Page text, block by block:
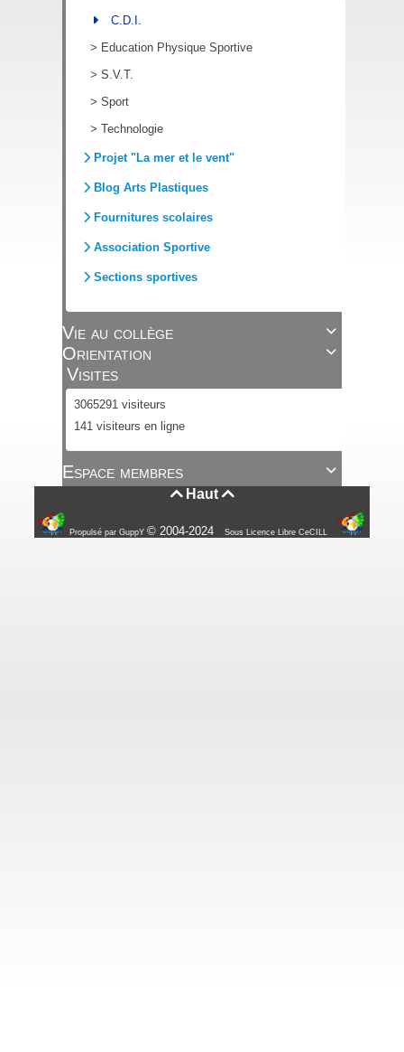
C.D.I.
> Education Physique Sportive
> S.V.T.
> Sport
> Technologie
Projet "La mer et le vent"
Blog Arts Plastiques
Fournitures scolaires
Association Sportive
Sections sportives

Vie au collège

Orientation
Visites
3065291 visiteurs
141 visiteurs en ligne

Espace membres
Haut 
Propulsé par GuppY© 2004-2024 Sous Licence Libre CeCILL